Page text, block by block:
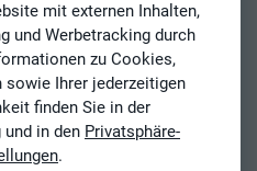
mit externen Inhalten,
und Werbetracking durch
zu Cookies,
sowie Ihrer jederzeitigen
finden Sie in der
und in den Privatsphäre-
.